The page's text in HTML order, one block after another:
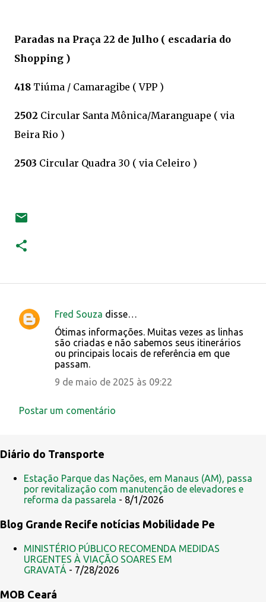
Paradas na Praça 22 de Julho ( escadaria do
Shopping )
418 Tiúma / Camaragibe ( VPP )
2502 Circular Santa Mônica/Maranguape ( via
Beira Rio )
2503 Circular Quadra 30 ( via Celeiro )
C
t
i
o
Fred Souza disse…
Ótimas informações. Muitas vezes as linhas
são criadas e não sabemos seus itinerários
ou principais locais de referência em que
passam.
9 de maio de 2025 às 09:22
Postar um comentário
Diário do Transporte
Estação Parque das Nações, em Manaus (AM), passa
por revitalização com manutenção de elevadores e
reforma da passarela - 8/1/2026
Blog Grande Recife notícias Mobilidade Pe
MINISTÉRIO PÚBLICO RECOMENDA MEDIDAS
URGENTES À VIAÇÃO SOARES EM
GRAVATÁ - 7/28/2026
MOB Ceará